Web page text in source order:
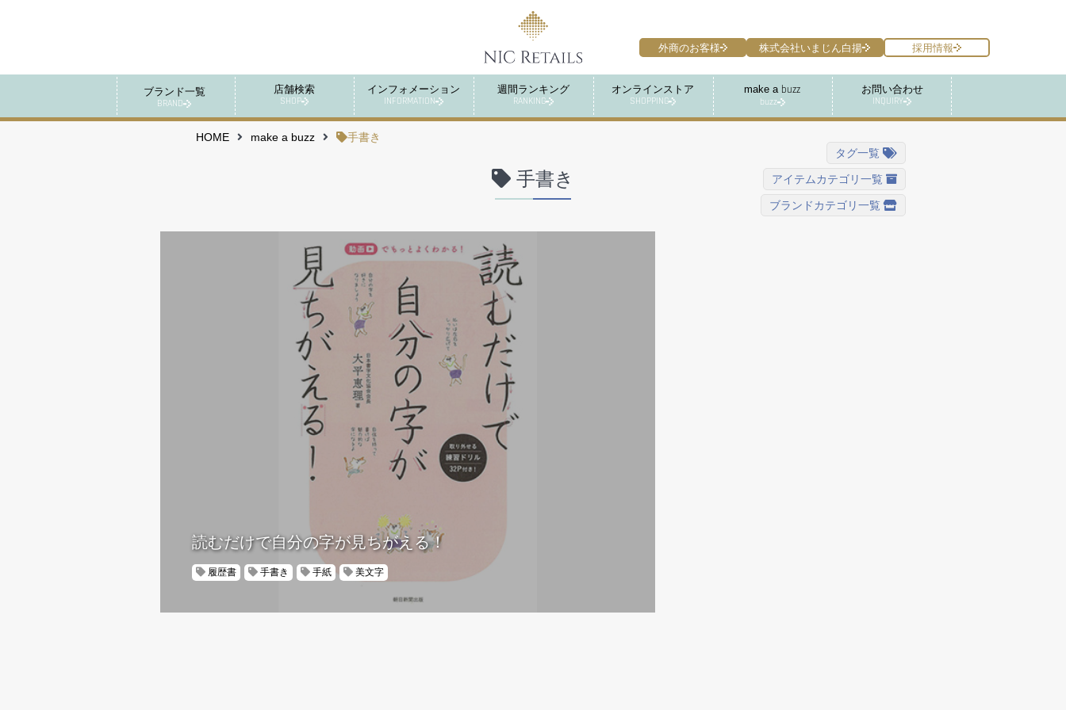
ブランド一覧
BRAND
店舗検索
SHOP
インフォメーション
INFORMATION
週間ランキング
RANKING
オンラインストア
SHOPPING
make a buzz
buzz
お問い合わせ
INQUIRY
外商のお客様 株式会社いまじん白揚 採用情報
HOME make a buzz 手書き
手書き
タグ一覧
アイテムカテゴリ一覧
ブランドカテゴリ一覧
読むだけで自分の字が見ちがえる！
履歴書 手書き 手紙 美文字